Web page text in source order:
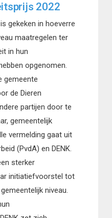
2022
gekeken in hoeverre
maatregelen ter
in hun
opgenomen.
gemeente
de Dieren
partijen door te
gemeentelijk
vermelding gaat uit
(PvdA) en DENK.
sterker
initiatiefvoorstel tot
niveau.